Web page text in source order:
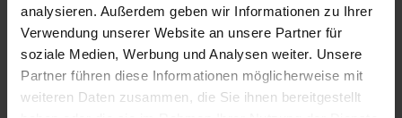
analysieren. Außerdem geben wir Informationen zu Ihrer
Verwendung unserer Website an unsere Partner für
soziale Medien, Werbung und Analysen weiter. Unsere
Partner führen diese Informationen möglicherweise mit
weiteren Daten zusammen, die Sie ihnen bereitgestellt
Basisinformationen und wichtige Konzepte
Für Teilnehmer